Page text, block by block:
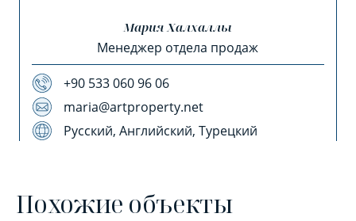
Мария Халхаллы
Менеджер отдела продаж
+90 533 060 96 06
maria@artproperty.net
Русский, Английский, Турецкий
Похожие объекты